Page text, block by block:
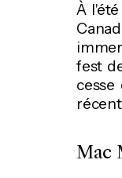
À
fest
Mac